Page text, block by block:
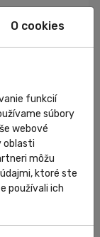
používa
S cieľom
ako 60
O cookies
funkcií
súbory
webové
oblasti
môžu
ktoré ste
používali ich